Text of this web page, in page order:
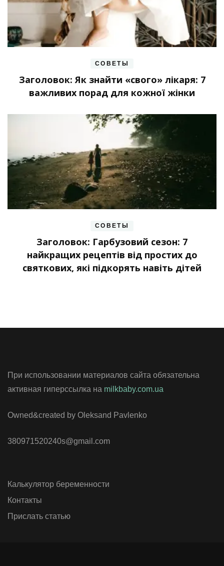
СОВЕТЫ
Заголовок: Як знайти «свого» лікаря: 7
важливих порад для кожної жінки
СОВЕТЫ
Заголовок: Гарбузовий сезон: 7
найкращих рецептів від простих до
святкових, які підкорять навіть дітей
При использовании материалов сайта обязательна
активная гиперссылка на milkbaby.com.ua
Owned&created by Oleksand Pavlenko
380971520240s@gmail.com
Калькулятор беременности
Контакты
Прислать статью